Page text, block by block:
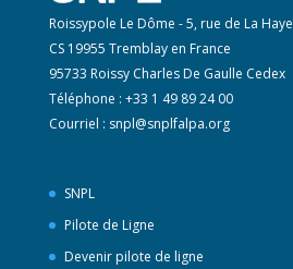
Roissypole Le Dôme - 5, rue de La Haye
CS 19955 Tremblay en France
95733 Roissy Charles De Gaulle Cedex
Téléphone : +33 1 49 89 24 00
Courriel : snpl@snplfalpa.org
SNPL
Pilote de Ligne
Devenir pilote de ligne